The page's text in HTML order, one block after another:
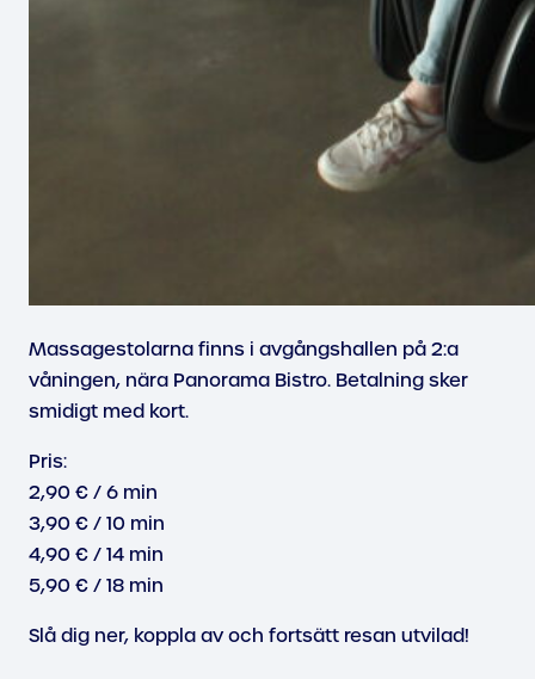
Massagestolarna finns i avgångshallen på 2:a
våningen, nära Panorama Bistro. Betalning sker
smidigt med kort.
Pris:
2,90 € / 6 min
3,90 € / 10 min
4,90 € / 14 min
5,90 € / 18 min
Slå dig ner, koppla av och fortsätt resan utvilad!